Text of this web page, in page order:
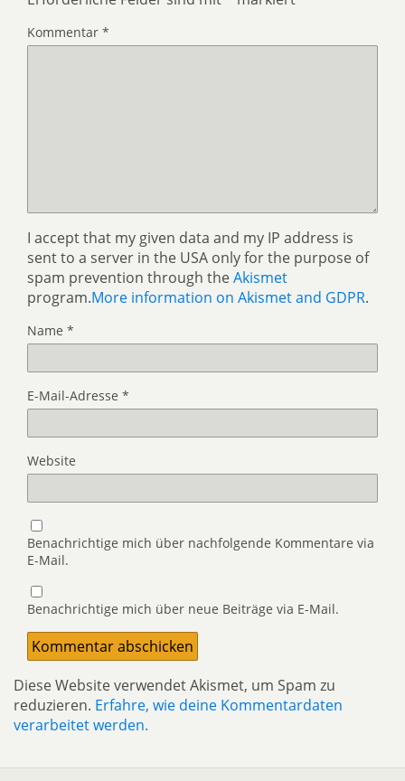
Kommentar *
I accept that my given data and my IP address is
sent to a server in the USA only for the purpose of
spam prevention through theAkismet
program.More information on Akismet and GDPR.
Name *
E-Mail-Adresse *
Website
Benachrichtige mich über nachfolgende Kommentare via
E-Mail.
Benachrichtige mich über neue Beiträge via E-Mail.
Diese Website verwendet Akismet, um Spam zu
reduzieren. Erfahre, wie deine Kommentardaten
verarbeitet werden.